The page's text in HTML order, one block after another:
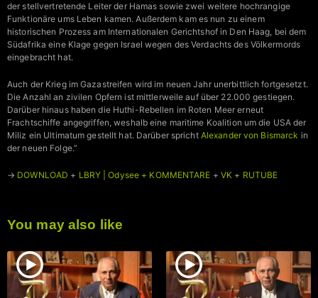
der stellvertretende Leiter der Hamas sowie zwei weitere hochrangige
Funktionäre ums Leben kamen. Außerdem kam es nun zu einem
historischen Prozess am Internationalen Gerichtshof in Den Haag, bei dem
Südafrika eine Klage gegen Israel wegen des Verdachts des Völkermords
eingebracht hat.
Auch der Krieg im Gazastreifen wird im neuen Jahr unerbittlich fortgesetzt.
Die Anzahl an zivilen Opfern ist mittlerweile auf über 22.000 gestiegen.
Darüber hinaus haben die Huthi-Rebellen im Roten Meer erneut
Frachtschiffe angegriffen, weshalb eine maritime Koalition um die USA der
Miliz ein Ultimatum gestellt hat. Darüber spricht Alexander von Bismarck in
der neuen Folge.”
→ DOWNLOAD + LBRY | Odysee + KOMMENTARE + VK + RUTUBE
You may also like